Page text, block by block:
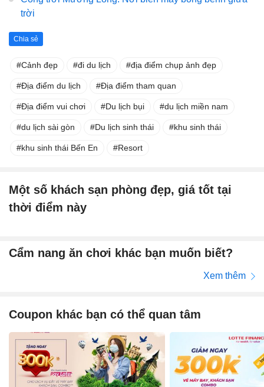
trời
Chia sẻ
Cảnh đẹp đi du lịch địa điểm chụp ảnh đẹp
Địa điểm du lịch Địa điểm tham quan
Địa điểm vui chơi Du lịch bụi du lịch miền nam
du lịch sài gòn Du lịch sinh thái khu sinh thái
khu sinh thái Bến En Resort
Một số khách sạn phòng đẹp, giá tốt tại
thời điểm này
Cẩm nang ăn chơi khác bạn muốn biết?
Xem thêm
Coupon khác bạn có thể quan tâm